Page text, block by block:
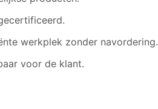
werkplek zonder navordering.
voor de klant.